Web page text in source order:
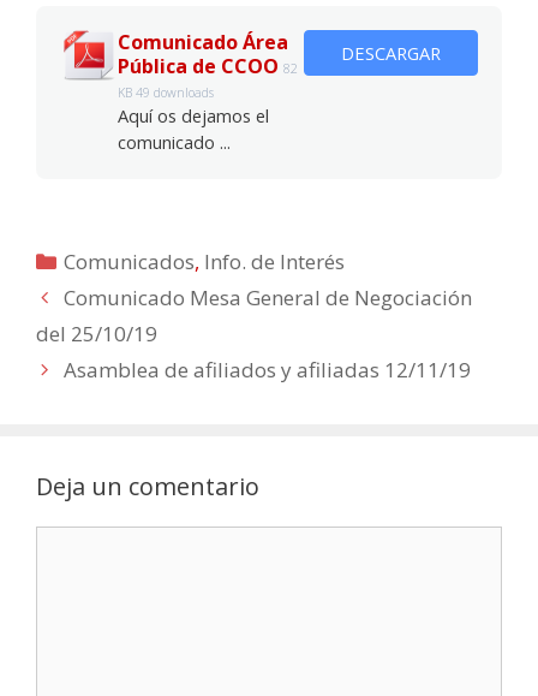
Comunicado Área
Pública de CCOO 82
KB 49 downloads
Aquí os dejamos el
comunicado ...
DESCARGAR
Categorías
Comunicados, Info. de Interés
Comunicado Mesa General de Negociación
del 25/10/19
Asamblea de afiliados y afiliadas 12/11/19
Deja un comentario